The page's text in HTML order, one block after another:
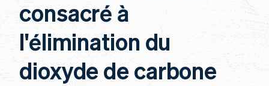
consacré à
l'élimination du
dioxyde de carbone